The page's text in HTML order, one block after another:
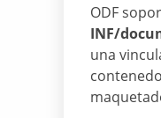
ODF
INF/
una